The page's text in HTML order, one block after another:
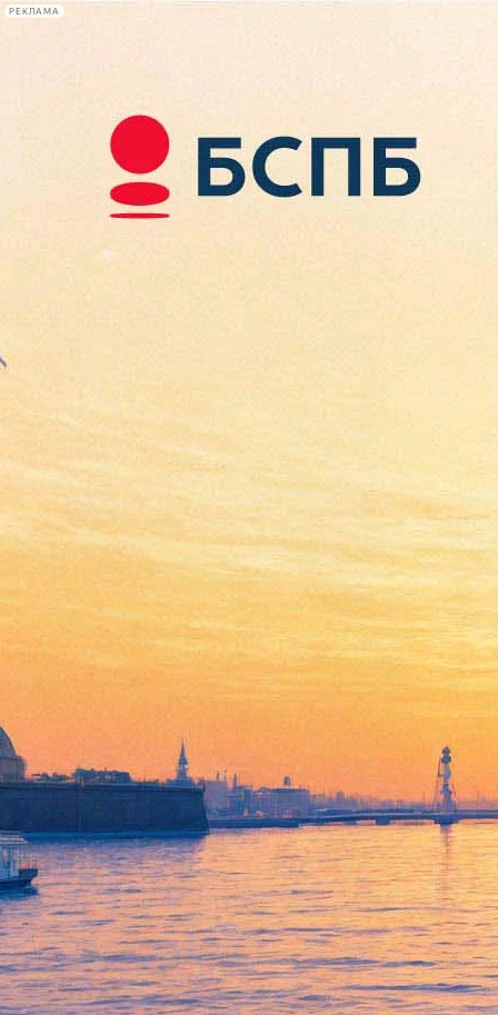
РЕКЛАМА
Сегодня:
2026.08.09
14:16
Афиша Plus
Культурный бонус: чем
заполнить неожиданный
короткий досуг в Москве